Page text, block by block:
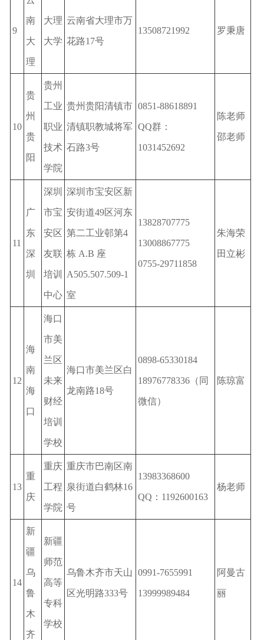
9
南
大
理
大理
大学
云南省大理市万
花路17号
13508721992 罗秉唐
10
贵
州
贵
阳
贵州
工业
职业
技术
学院
贵州贵阳清镇市
清镇职教城将军
石路3号
0851-88618891
QQ群：
1031452692
陈老师
邵老师
11
广
东
深
圳
深圳
市宝
安区
友联
培训
中心
深圳市宝安区新
安街道49区河东
第二工业邨第4
栋 A.B 座
A505.507.509-1
室
13828707775
13008867775
0755-29711858
朱海荣
田立彬
12
海
南
海
口
海口
市美
兰区
未来
财经
培训
学校
海口市美兰区白
龙南路18号
0898-65330184
18976778336（同
微信）
陈琼富
13
重
庆
重庆
工程
学院
重庆市巴南区南
泉街道白鹤林16
号
13983368600
QQ：1192600163
杨老师
14
新
疆
乌
鲁
木
齐
新疆
师范
高等
专科
学校
乌鲁木齐市天山
区光明路333号
0991-7655991
13999989484
阿曼古
丽